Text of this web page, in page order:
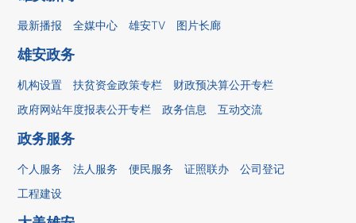
最新播报 全媒中心 雄安TV 图片长廊
雄安政务
机构设置 扶贫资金政策专栏
财政预决算公开专栏
政府网站年度报表公开专栏
政务信息 互动交流
政务服务
个人服务 法人服务 便民服务 证照联办
公司登记
工程建设